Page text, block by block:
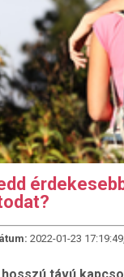
2022-01-23 17:19:49,